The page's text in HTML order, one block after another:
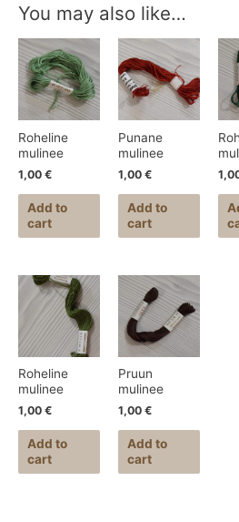
You may also like…
Roheline
mulinee
1,00 €
Add to
cart
Punane
mulinee
1,00 €
Add to
cart
Roheline
mulinee
1,00 €
Add to
cart
Pruun
mulinee
1,00 €
Add to
cart